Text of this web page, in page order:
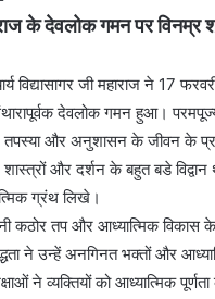
के देवलोक गमन पर विनम्र
विद्यासागर जी महाराज ने 17
देवलोक गमन हुआ। परमपूज्य
तपस्या और अनुशासन के जीवन के
शास्त्रों और दर्शन के बहुत बडे
ग्रंथ लिखे।
कठोर तप और आध्यात्मिक
ने उन्हें अनगिनत भक्तों और
ने व्यक्तियों को आध्यात्मिक